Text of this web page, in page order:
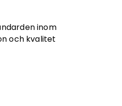
inom
och kvalitet